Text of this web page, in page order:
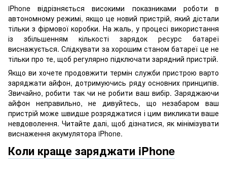
iPhone відрізняється високими показниками роботи в
автономному режимі, якщо це новий пристрій, який дістали
тільки з фірмової коробки. На жаль, у процесі використання
із збільшенням кількості зарядок ресурс батареї
виснажується. Слідкувати за хорошим станом батареї це не
тільки про те, щоб регулярно підключати зарядний пристрій.
Якщо ви хочете продовжити термін служби пристрою варто
заряджати айфон, дотримуючись ряду основних принципів.
Звичайно, робити так чи не робити ваш вибір. Заряджаючи
айфон неправильно, не дивуйтесь, що незабаром ваш
пристрій може швидше розряджатися і цим викликати ваше
невдоволення. Читайте далі, щоб дізнатися, як мінімізувати
виснаження акумулятора iPhone.
Коли краще заряджати iPhone